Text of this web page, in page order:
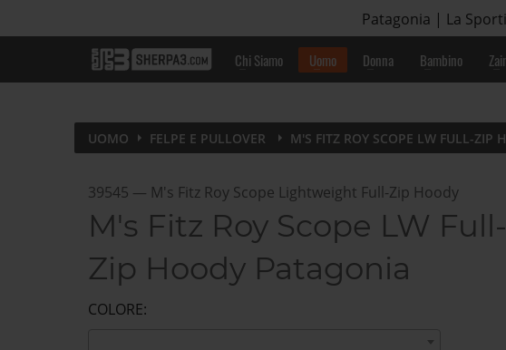
Patagonia | La
Chi Siamo Uomo Donna Bambino
UOMO FELPE E PULLOVER M'S FITZ ROY SCOPE LW FULL-ZIP
39545 — M's Fitz Roy Scope Lightweight Full-Zip Hoody
M's Fitz Roy Scope LW Full-
Zip Hoody Patagonia
COLORE: